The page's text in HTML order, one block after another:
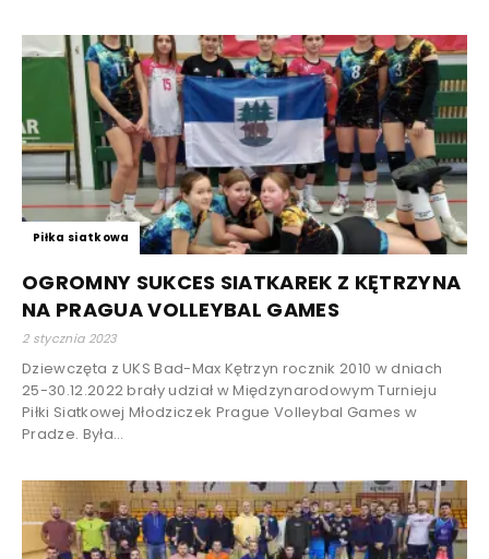
Piłka siatkowa
OGROMNY SUKCES SIATKAREK Z KĘTRZYNA
NA PRAGUA VOLLEYBAL GAMES
2 stycznia 2023
Dziewczęta z UKS Bad-Max Kętrzyn rocznik 2010 w dniach
25-30.12.2022 brały udział w Międzynarodowym Turnieju
Piłki Siatkowej Młodziczek Prague Volleybal Games w
Pradze. Była...